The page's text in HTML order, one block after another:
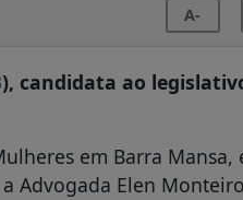
A-
candidata ao
em Barra Mansa,
Advogada Elen Monteiro